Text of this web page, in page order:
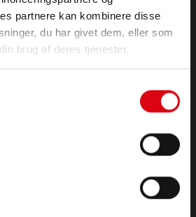
partnere kan kombinere disse
du har givet dem, eller som
brug af deres tjenester.